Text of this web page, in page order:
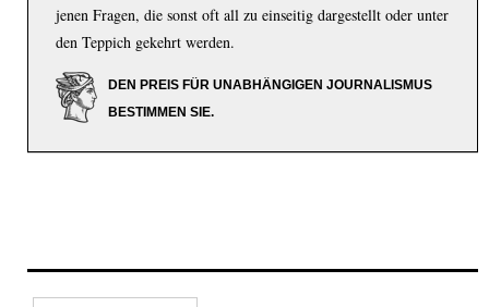
jenen Fragen, die sonst oft all zu einseitig dargestellt oder unter
den Teppich gekehrt werden.
DEN PREIS FÜR UNABHÄNGIGEN JOURNALISMUS
BESTIMMEN SIE.